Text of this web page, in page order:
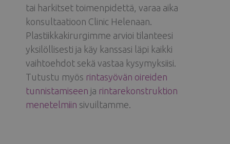
tai harkitset toimenpidettä, varaa aika
konsultaatioon Clinic Helenaan.
Plastiikkakirurgimme arvioi tilanteesi
yksilöllisesti ja käy kanssasi läpi kaikki
vaihtoehdot sekä vastaa kysymyksiisi.
Tutustu myös rintasyövän oireiden
tunnistamiseen ja rintarekonstruktion
menetelmiin sivuiltamme.